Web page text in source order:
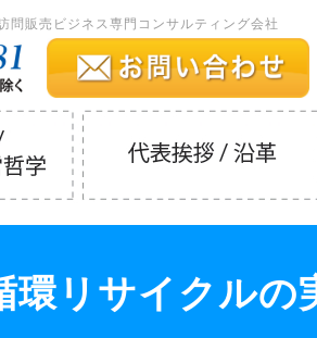
問販売ビジネス専門コンサルティング会社
環リサイクルの